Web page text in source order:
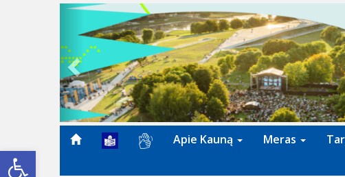
Open toolbar
Previous
Apie Kauną Meras